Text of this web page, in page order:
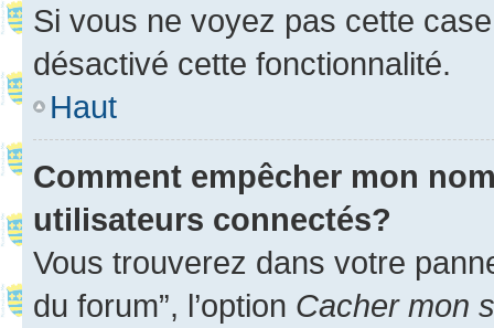
Si vous ne voyez pas cette
désactivé cette fonctionnalité.
Haut
Comment empêcher mon
utilisateurs connectés?
Vous trouverez dans votre
du forum”, l’option Cacher mon